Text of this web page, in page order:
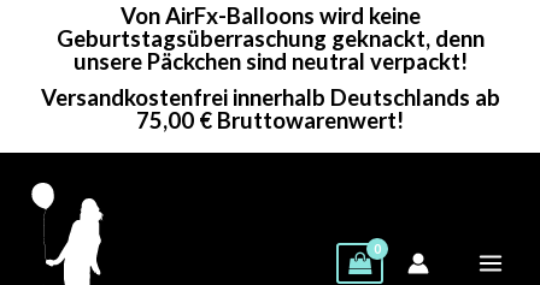
Von AirFx-Balloons wird keine
Geburtstagsüberraschung geknackt, denn
unsere Päckchen sind neutral verpackt!
Versandkostenfrei innerhalb Deutschlands ab
75,00 € Bruttowarenwert!